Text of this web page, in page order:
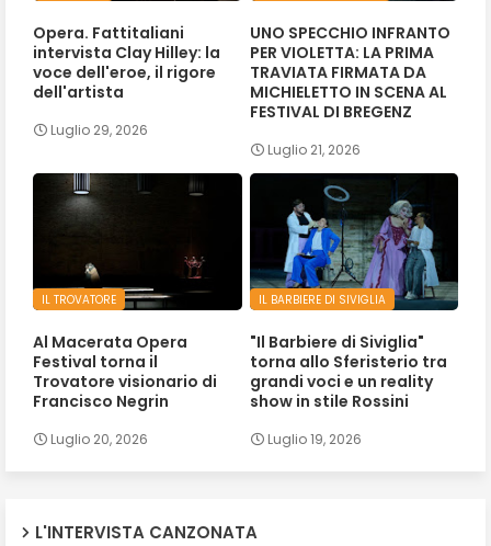
Opera. Fattitaliani
intervista Clay Hilley: la
voce dell'eroe, il rigore
dell'artista
Luglio 29, 2026
UNO SPECCHIO INFRANTO
PER VIOLETTA: LA PRIMA
TRAVIATA FIRMATA DA
MICHIELETTO IN SCENA AL
FESTIVAL DI BREGENZ
Luglio 21, 2026
IL TROVATORE
Al Macerata Opera
Festival torna il
Trovatore visionario di
Francisco Negrin
Luglio 20, 2026
IL BARBIERE DI SIVIGLIA
"Il Barbiere di Siviglia"
torna allo Sferisterio tra
grandi voci e un reality
show in stile Rossini
Luglio 19, 2026
L'INTERVISTA CANZONATA